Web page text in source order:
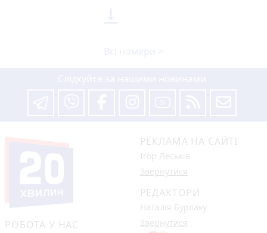
РОБОТА У НАС
РЕКЛАМА НА САЙТІ
Ігор Леськів
Звернутися
РЕДАКТОРИ
Наталія Бурлаку
Звернутися